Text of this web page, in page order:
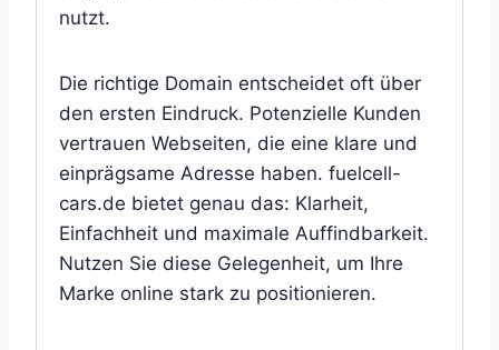
nutzt.
Die richtige Domain entscheidet oft über
den ersten Eindruck. Potenzielle Kunden
vertrauen Webseiten, die eine klare und
einprägsame Adresse haben. fuelcell-
cars.de bietet genau das: Klarheit,
Einfachheit und maximale Auffindbarkeit.
Nutzen Sie diese Gelegenheit, um Ihre
Marke online stark zu positionieren.